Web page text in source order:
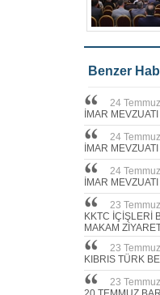
Benzer
24
İMAR
24
İMAR
24
İMAR
23
KKTC İÇİŞLERİ
MAKAM
23
KIBRIS TÜRK
23